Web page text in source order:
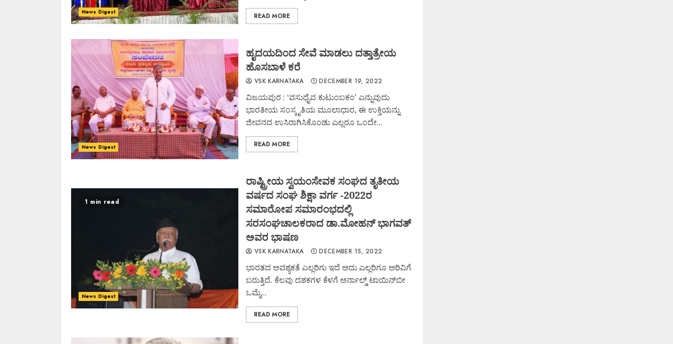
News Digest READ MORE
News Digest
ಹೃದಯದಿಂದ ಸೇವೆ ಮಾಡಲು ದತ್ತಾತ್ರೇಯ
ಹೊಸಬಾಳೆ ಕರೆ
VSK KARNATAKA DECEMBER 19, 2022
ವಿಜಯಪುರ : ‘ವಸುಧೈವ ಕುಟುಂಬಕಂ’ ಎನ್ನುವುದು
ಭಾರತೀಯ ಸಂಸ್ಕೃತಿಯ ಮೂಲಾಧಾರ, ಈ ಉಕ್ತಿಯನ್ನು
ಜೀವನದ ಉಸಿರಾಗಿಸಿಕೊಂಡು ಎಲ್ಲರೂ ಒಂದೇ...
READ MORE
1 min read
News Digest
ರಾಷ್ಟ್ರೀಯ ಸ್ವಯಂಸೇವಕ ಸಂಘದ ತೃತೀಯ
ವರ್ಷದ ಸಂಘ ಶಿಕ್ಷಾ ವರ್ಗ -2022ರ
ಸಮಾರೋಪ ಸಮಾರಂಭದಲ್ಲಿ
ಸರಸಂಘಚಾಲಕರಾದ ಡಾ.ಮೋಹನ್ ಭಾಗವತ್
ಅವರ ಭಾಷಣ
VSK KARNATAKA DECEMBER 15, 2022
ಭಾರತದ ಅವಶ್ಯಕತೆ ಎಲ್ಲರಿಗು ಇದೆ ಅದು ಎಲ್ಲರಿಗೂ ಅರಿವಿಗೆ
ಬರುತ್ತಿದೆ. ಕೆಲವು ದಶಕಗಳ ಕೆಳಗೆ ಅರ್ನಾಲ್ಡ್ ಟಾಯಿನ್‌ಬೀ
ಒಮ್ಮೆ...
READ MORE